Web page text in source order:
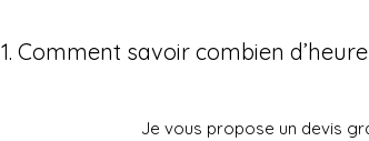
1. Comment savoir combien
Je vous propose un devis